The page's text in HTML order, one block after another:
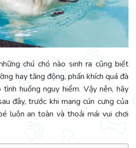
chú chó nào sinh ra cũng biết
hay tăng động, phấn khích quá đà
huống nguy hiểm. Vậy nên, hãy
đây, trước khi mang cún cưng của
luôn an toàn và thoải mái vui chơi